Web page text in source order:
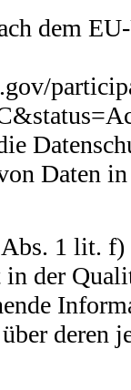
dem
Daten
1 lit.
der
deren